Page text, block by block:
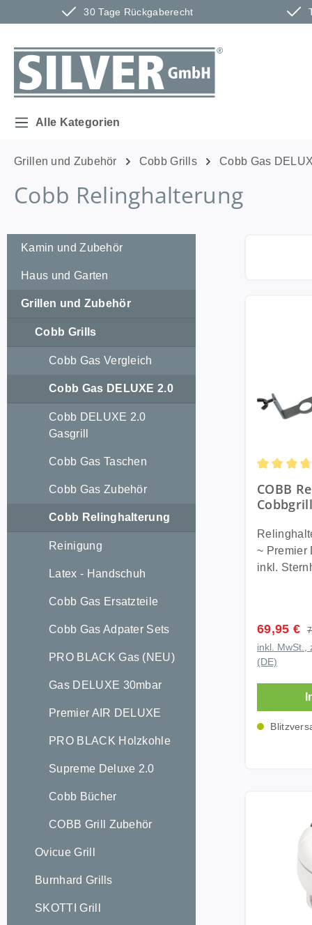
30 Tage Rückgaberecht
Hauptinhalt springen
Zur Suche springen
Zur Hauptnavigation springen
Alle Kategorien
Grillen und Zubehör Cobb Grills Cobb Gas
Cobb Relinghalterung
Kamin und Zubehör
Haus und Garten
Grillen und Zubehör
Cobb Grills
Cobb Gas Vergleich
Cobb Gas DELUXE 2.0
Cobb DELUXE 2.0
Gasgrill
Cobb Gas Taschen
Cobb Gas Zubehör
Cobb Relinghalterung
Reinigung
Latex - Handschuh
Cobb Gas Ersatzteile
Cobb Gas Adpater Sets
PRO BLACK Gas (NEU)
Gas DELUXE 30mbar
Premier AIR DELUXE
PRO BLACK Holzkohle
Supreme Deluxe 2.0
Cobb Bücher
COBB Grill Zubehör
Ovicue Grill
Burnhard Grills
SKOTTI Grill
COBB
Deluxe
(CO85-0)
~ Premier
inkl.
DELUXE
befestigen
Sternhalterung Sie
montieren ! Sie benötigen noch eine
Ihrer
vorhanden.
69,95 €
inkl. MwSt.,
(DE)